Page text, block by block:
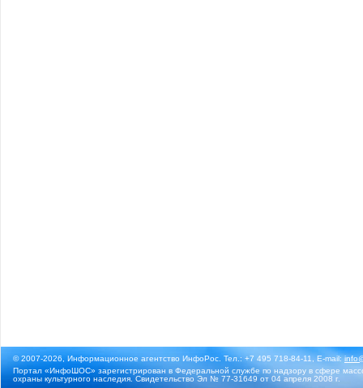
© 2007-2026, Информационное агентство ИнфоРос. Тел.: +7 495 718-84-11, E-mail:
Портал «ИнфоШОС» зарегистрирован в Федеральной службе по надзору в сфере
охраны культурного наследия. Свидетельство Эл № 77-31649 от 04 апреля 2008 г.